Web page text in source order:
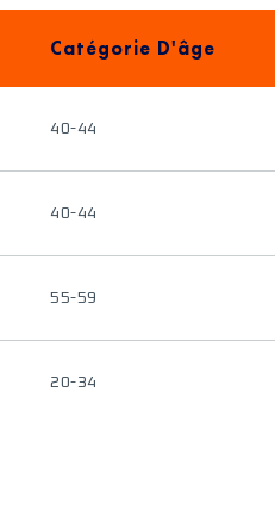
Catégorie D'âge
40-44
40-44
55-59
20-34